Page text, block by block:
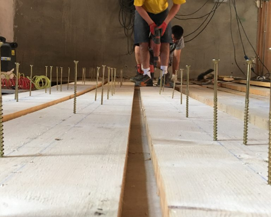
18/10/2022
Appartamento 01 Padova